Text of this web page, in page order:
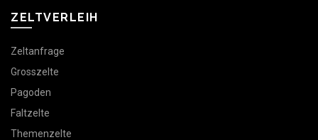
ZELTVERLEIH
Zeltanfrage
Grosszelte
Pagoden
Faltzelte
Themenzelte